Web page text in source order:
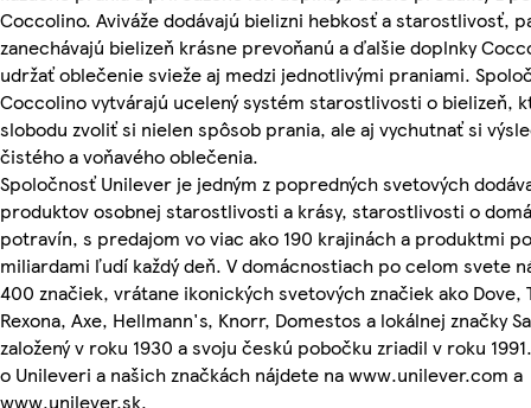
Coccolino. Aviváže dodávajú bielizni hebkosť a starostlivosť,
zanechávajú bielizeň krásne prevoňanú a ďalšie doplnky
udržať oblečenie svieže aj medzi jednotlivými praniami.
Coccolino vytvárajú ucelený systém starostlivosti o bielizeň,
slobodu zvoliť si nielen spôsob prania, ale aj vychutnať si
čistého a voňavého oblečenia.
Spoločnosť Unilever je jedným z popredných svetových
produktov osobnej starostlivosti a krásy, starostlivosti o
potravín, s predajom vo viac ako 190 krajinách a produktmi
miliardami ľudí každý deň. V domácnostiach po celom svete
400 značiek, vrátane ikonických svetových značiek ako Dove,
Rexona, Axe, Hellmann's, Knorr, Domestos a lokálnej značky
založený v roku 1930 a svoju českú pobočku zriadil v roku
o Unileveri a našich značkách nájdete na www.unilever.com a
www.unilever.sk.